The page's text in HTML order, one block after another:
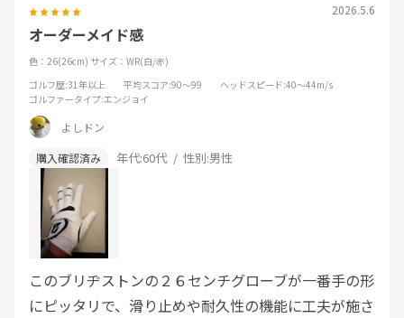
2026.5.6
オーダーメイド感
色：26(26cm) サイズ：WR(白/赤)
ゴルフ歴:31年以上 平均スコア:90～99 ヘッドスピード:40～44m/s
ゴルファータイプ:エンジョイ
よしドン
年代:60代 性別:男性
このブリヂストンの２６センチグローブが一番手の形
にピッタリで、滑り止めや耐久性の機能に工夫が施さ